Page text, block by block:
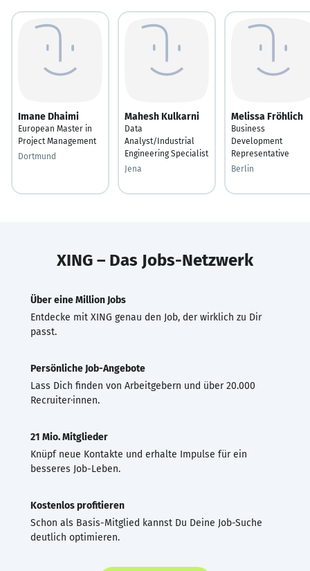
Imane Dhaimi
European Master in
Project Management
Dortmund
Mahesh Kulkarni
Data
Analyst/Industrial
Engineering Specialist
Jena
Melissa Fröhlich
Business
Development
Representative
Berlin
XING – Das Jobs-Netzwerk
Über eine Million Jobs
Entdecke mit XING genau den Job, der wirklich zu Dir
passt.
Persönliche Job-Angebote
Lass Dich finden von Arbeitgebern und über 20.000
Recruiter·innen.
21 Mio. Mitglieder
Knüpf neue Kontakte und erhalte Impulse für ein
besseres Job-Leben.
Kostenlos profitieren
Schon als Basis-Mitglied kannst Du Deine Job-Suche
deutlich optimieren.